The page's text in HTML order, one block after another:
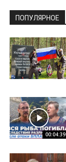
ПОПУЛЯРНОЕ
00:04:39